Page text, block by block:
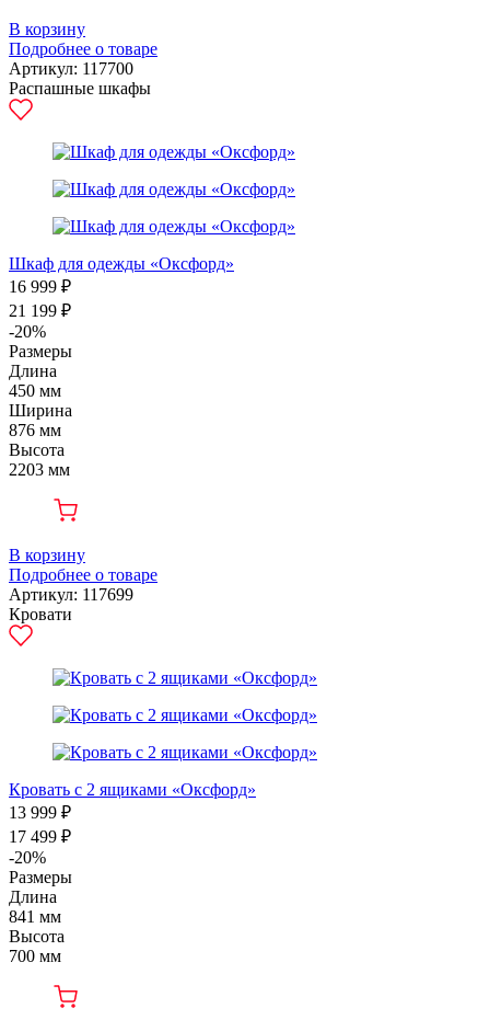
В корзину
Подробнее о товаре
Артикул: 117700
Распашные шкафы
Шкаф для одежды «Оксфорд»
16 999 ₽
21 199 ₽
-20%
Размеры
Длина
450 мм
Ширина
876 мм
Высота
2203 мм
В корзину
Подробнее о товаре
Артикул: 117699
Кровати
Кровать с 2 ящиками «Оксфорд»
13 999 ₽
17 499 ₽
-20%
Размеры
Длина
841 мм
Высота
700 мм